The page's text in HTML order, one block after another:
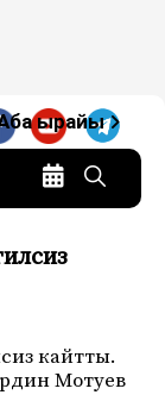
—
ырайы
кайтты.
Мотуев